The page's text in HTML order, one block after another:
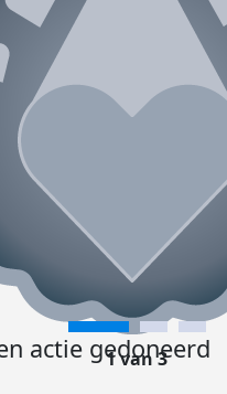
actie gedoneerd
1 van 3